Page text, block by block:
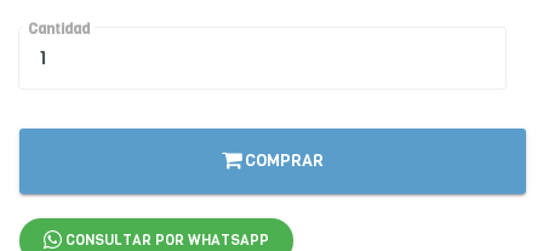
Cantidad
COMPRAR
CONSULTAR POR WHATSAPP